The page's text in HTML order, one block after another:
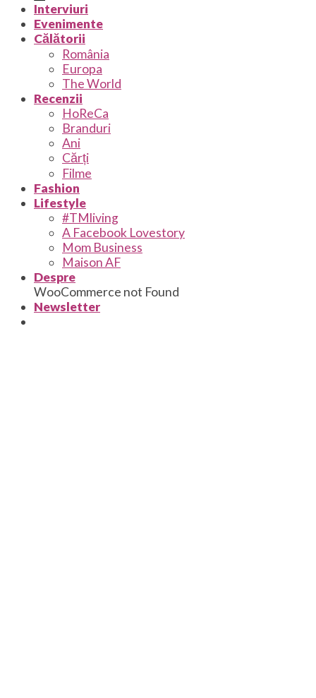
Interviuri
Evenimente
Călătorii
România
Europa
The World
Recenzii
HoReCa
Branduri
Ani
Cărți
Filme
Fashion
Lifestyle
#TMliving
A Facebook Lovestory
Mom Business
Maison AF
Despre
WooCommerce not Found
Newsletter